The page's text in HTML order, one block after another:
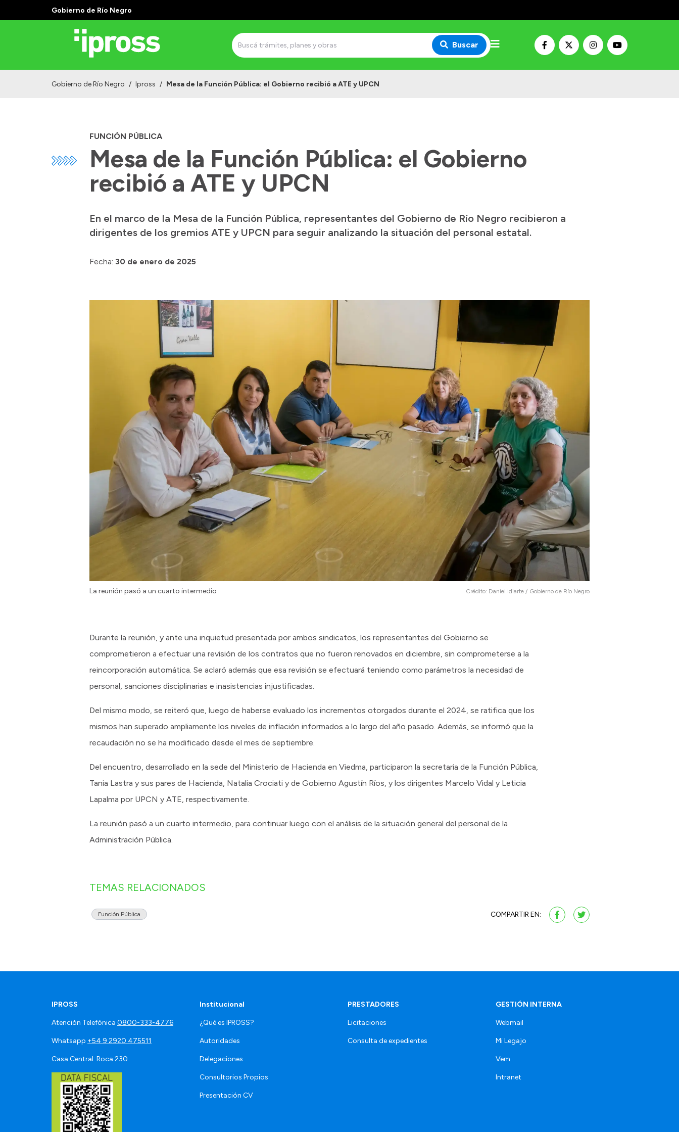
Gobierno de Río Negro
Buscar
Gobierno de Río Negro / Ipross / Mesa de la Función Pública: el Gobierno recibió a ATE y UPCN
FUNCIÓN PÚBLICA
Mesa de la Función Pública: el Gobierno
recibió a ATE y UPCN
En el marco de la Mesa de la Función Pública, representantes del Gobierno de Río Negro recibieron a
dirigentes de los gremios ATE y UPCN para seguir analizando la situación del personal estatal.
Fecha: 30 de enero de 2025
La reunión pasó a un cuarto intermedio Crédito: Daniel Idiarte / Gobierno de Río Negro
Durante la reunión, y ante una inquietud presentada por ambos sindicatos, los representantes del Gobierno se
comprometieron a efectuar una revisión de los contratos que no fueron renovados en diciembre, sin comprometerse a la
reincorporación automática. Se aclaró además que esa revisión se efectuará teniendo como parámetros la necesidad de
personal, sanciones disciplinarias e inasistencias injustificadas.
Del mismo modo, se reiteró que, luego de haberse evaluado los incrementos otorgados durante el 2024, se ratifica que los
mismos han superado ampliamente los niveles de inflación informados a lo largo del año pasado. Además, se informó que la
recaudación no se ha modificado desde el mes de septiembre.
Del encuentro, desarrollado en la sede del Ministerio de Hacienda en Viedma, participaron la secretaria de la Función Pública,
Tania Lastra y sus pares de Hacienda, Natalia Crociati y de Gobierno Agustín Ríos, y los dirigentes Marcelo Vidal y Leticia
Lapalma por UPCN y ATE, respectivamente.
La reunión pasó a un cuarto intermedio, para continuar luego con el análisis de la situación general del personal de la
Administración Pública.
TEMAS RELACIONADOS
Función Pública COMPARTIR EN:
IPROSS
Atención Telefónica 0800-333-4776
Whatsapp +54 9 2920 475511
Casa Central: Roca 230
Institucional
¿Qué es IPROSS?
Autoridades
Delegaciones
Consultorios Propios
Presentación CV
PRESTADORES
Licitaciones
Consulta de expedientes
GESTIÓN INTERNA
Webmail
Mi Legajo
Vem
Intranet